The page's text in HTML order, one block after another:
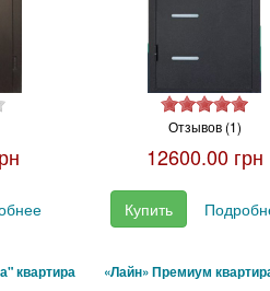
Отзывов (1)
12600.00 грн
Купить
квартира
«Лайн» Премиум